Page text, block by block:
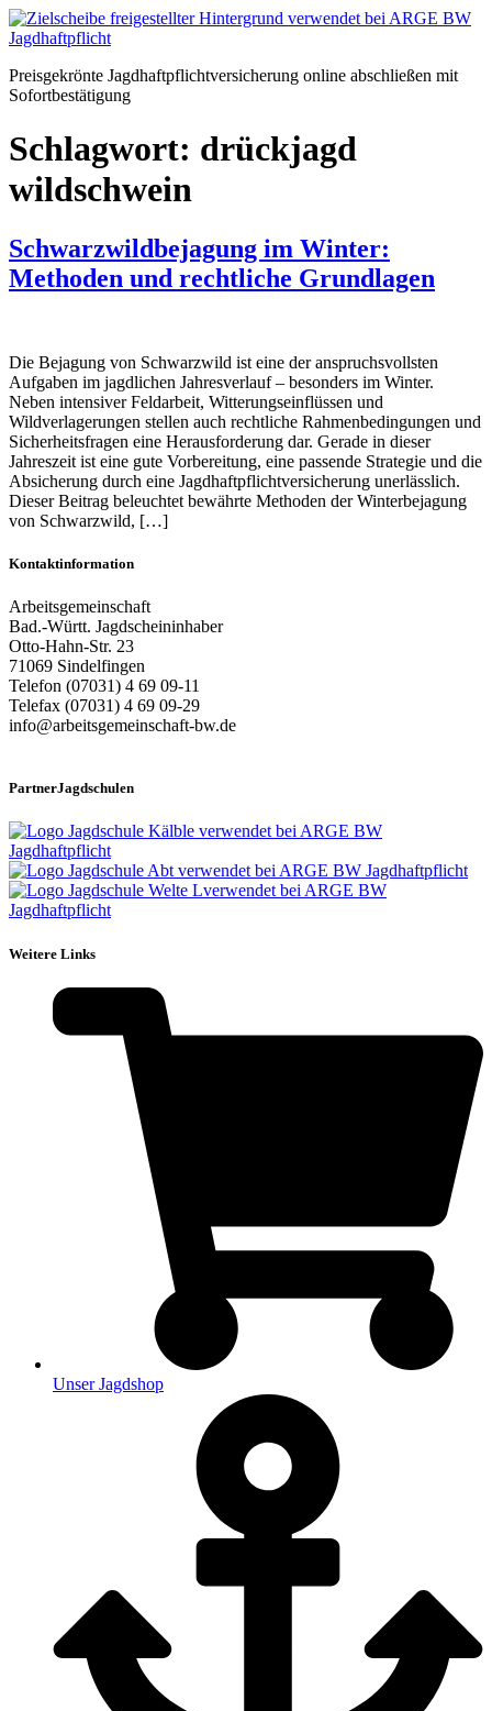
Zum
Inhalt
Preisgekrönte Jagdhaftpflichtversicherung online abschließen mit
Sofortbestätigung
Schlagwort: drückjagd
wildschwein
Schwarzwildbejagung im Winter:
Methoden und rechtliche Grundlagen
Die Bejagung von Schwarzwild ist eine der anspruchsvollsten
Aufgaben im jagdlichen Jahresverlauf – besonders im Winter.
Neben intensiver Feldarbeit, Witterungseinflüssen und
Wildverlagerungen stellen auch rechtliche Rahmenbedingungen und
Sicherheitsfragen eine Herausforderung dar. Gerade in dieser
Jahreszeit ist eine gute Vorbereitung, eine passende Strategie und die
Absicherung durch eine Jagdhaftpflichtversicherung unerlässlich.
Dieser Beitrag beleuchtet bewährte Methoden der Winterbejagung
von Schwarzwild, […]
Kontaktinformation
Arbeitsgemeinschaft
Bad.-Württ. Jagdscheininhaber
Otto-Hahn-Str. 23
71069 Sindelfingen
Telefon (07031) 4 69 09-11
Telefax (07031) 4 69 09-29
info@arbeitsgemeinschaft-bw.de
PartnerJagdschulen
Weitere Links
Unser Jagdshop